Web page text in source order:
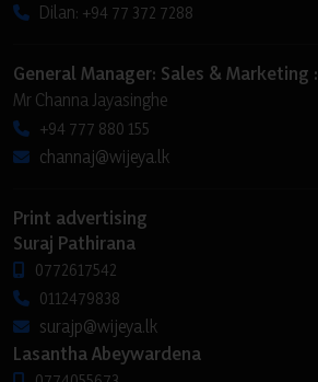
Dilan: +94 77 372 7288
General Manager: Sales & Marketing :
Mr Channa Jayasinghe
+94 777 880 155
channaj@wijeya.lk
Print advertising
Suraj Pathirana
0772617542
0112479838
surajp@wijeya.lk
Lasantha Abeywardena